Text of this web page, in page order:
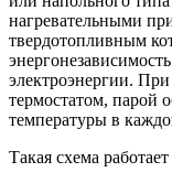
нагревательными
твердотопливным
электроэнергии.
термостатом, парой
температуры в
Такая схема